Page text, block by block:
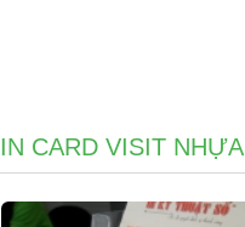
IN CARD VISIT NHỰA